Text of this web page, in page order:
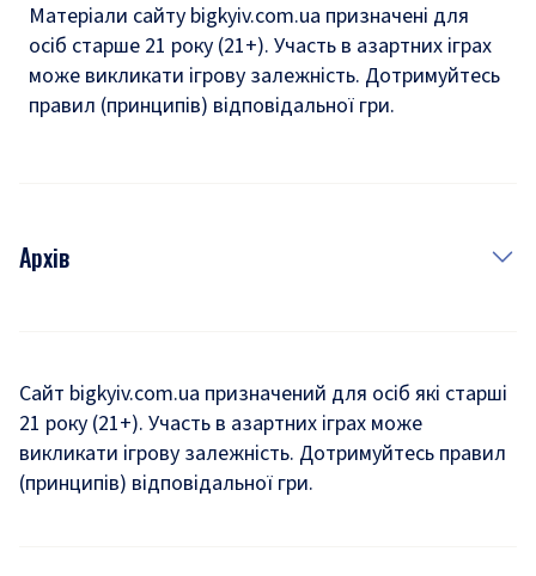
Матеріали сайту bigkyiv.com.ua призначені для
осіб старше 21 року (21+). Участь в азартних іграх
може викликати ігрову залежність. Дотримуйтесь
правил (принципів) відповідальної гри.
Архів
Комуналка
Хроніки війни
Сайт bigkyiv.com.ua призначений для осіб які старші
21 року (21+). Участь в азартних іграх може
викликати ігрову залежність. Дотримуйтесь правил
(принципів) відповідальної гри.